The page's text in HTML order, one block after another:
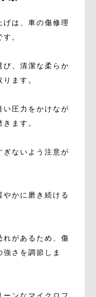
は、車の傷修理
。
び、清潔な柔らか
ます。
圧力をかけなが
ます。
ぎないよう注意が
かに磨き続ける
れがあるため、傷
さを調節しま